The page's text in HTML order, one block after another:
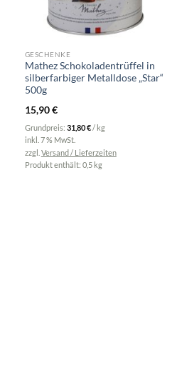
GESCHENKE
Mathez Schokoladentrüffel in
silberfarbiger Metalldose „Star“
500g
15,90€
Grundpreis: 31,80€/ kg
inkl. 7 % MwSt.
zzgl. Versand / Lieferzeiten
Produkt enthält: 0,5 kg